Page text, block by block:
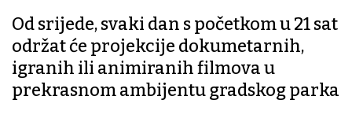
Od srijede, svaki dan s početkom u 21 sat
održat će projekcije dokumetarnih,
igranih ili animiranih filmova u
prekrasnom ambijentu gradskog parka